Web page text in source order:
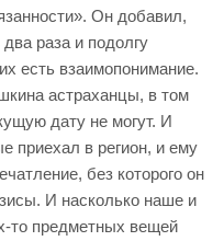
Он добавил,
раза и подолгу
есть взаимопонимание.
астраханцы, в том
дату не могут. И
приехал в регион, и ему
без которого он
И насколько наше и
то предметных вещей